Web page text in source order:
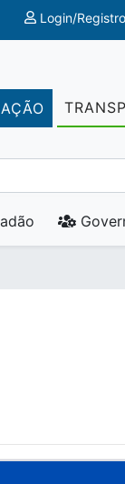
Login/Registro